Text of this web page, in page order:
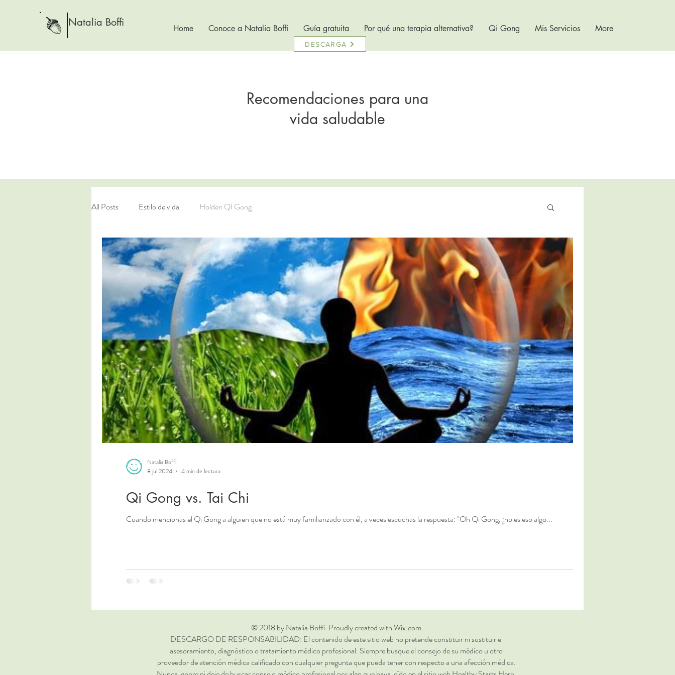
Natalia Boffi Home Conoce a Natalia Boffi Guía gratuita Por qué una terapia alternativa? Qi Gong Mis Servicios More
DESCARGA
Recomendaciones para una
vida saludable
All Posts Estilo de vida Holden QI Gong
Qi Gong vs. Tai Chi
Cuando mencionas el Qi Gong a alguien que no está muy familiarizado con él, a veces escuchas la respuesta: "Oh Qi Gong, ¿no es eso algo...
Natalia Boffi
8 jul 2024
4 min de lectura
© 2018 by Natalia Boffi. Proudly created with Wix.com
DESCARGO DE RESPONSABILIDAD: El contenido de este sitio web no pretende constituir ni sustituir el
asesoramiento, diagnóstico o tratamiento médico profesional. Siempre busque el consejo de su médico u otro
proveedor de atención médica calificado con cualquier pregunta que pueda tener con respecto a una afección médica.